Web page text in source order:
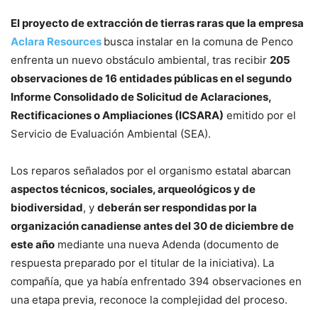
El proyecto de extracción de tierras raras que la empresa
Aclara Resources busca instalar en la comuna de Penco
enfrenta un nuevo obstáculo ambiental, tras recibir 205
observaciones de 16 entidades públicas en el segundo
Informe Consolidado de Solicitud de Aclaraciones,
Rectificaciones o Ampliaciones (ICSARA) emitido por el
Servicio de Evaluación Ambiental (SEA).
Los reparos señalados por el organismo estatal abarcan
aspectos técnicos, sociales, arqueológicos y de
biodiversidad, y deberán ser respondidas por la
organización canadiense antes del 30 de diciembre de
este año mediante una nueva Adenda (documento de
respuesta preparado por el titular de la iniciativa). La
compañía, que ya había enfrentado 394 observaciones en
una etapa previa, reconoce la complejidad del proceso.